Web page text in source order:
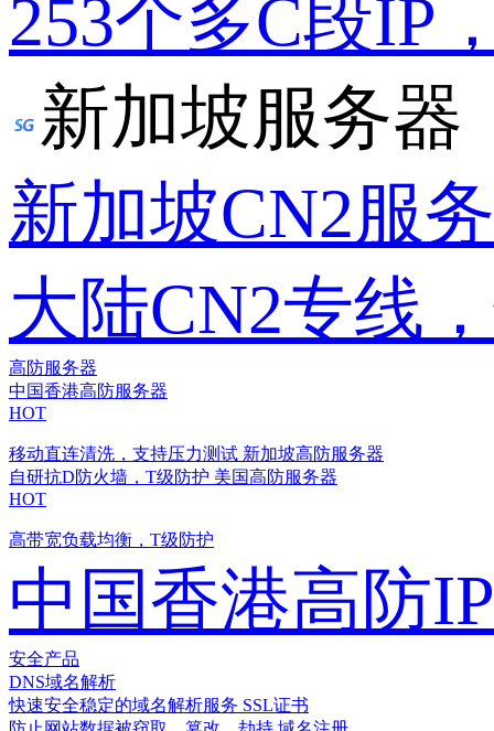
253个多C段IP
新加坡服务器
新加坡CN2服
大陆CN2专线
高防服务器
中国香港高防服务器
HOT
移动直连清洗，支持压力测试 新加坡高防服务器
自研抗D防火墙，T级防护 美国高防服务器
HOT
高带宽负载均衡，T级防护
中国香港高防IP
安全产品
DNS域名解析
快速安全稳定的域名解析服务 SSL证书